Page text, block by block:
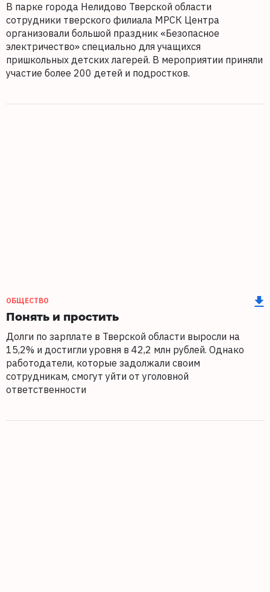
В парке города Нелидово Тверской области
сотрудники тверского филиала МРСК Центра
организовали большой праздник «Безопасное
электричество» специально для учащихся
пришкольных детских лагерей. В мероприятии приняли
участие более 200 детей и подростков.
ОБЩЕСТВО
Понять и простить
Долги по зарплате в Тверской области выросли на
15,2% и достигли уровня в 42,2 млн рублей. Однако
работодатели, которые задолжали своим
сотрудникам, смогут уйти от уголовной
ответственности